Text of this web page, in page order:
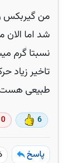
من گیربکس
شد اما الان
نسبتا گرم
تاخیر زیاد
طبیعی هست
6
0
پاسخ